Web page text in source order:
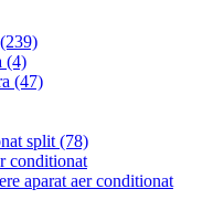
(239)
(4)
(47)
split (78)
conditionat
aparat aer conditionat